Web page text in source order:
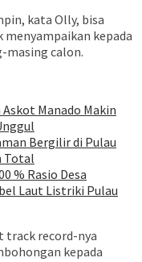
kata Olly, bisa
kepada
masing calon.
Askot Manado Makin
Bergilir di Pulau
Total
% Rasio Desa
Laut Listriki Pulau
track record-nya
kepada